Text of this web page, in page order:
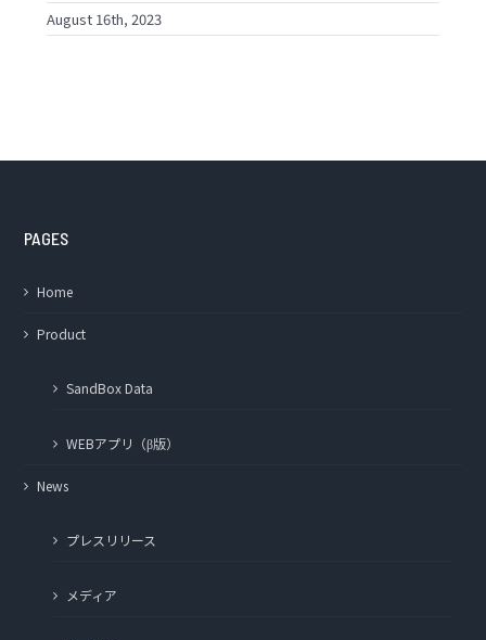
August 16th, 2023
PAGES
Home
Product
SandBox Data
WEBアプリ（β版）
News
プレスリリース
メディア